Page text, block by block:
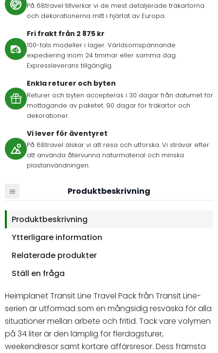
På 68travel tillverkar vi de mest detaljerade träkartorna
och dekorationerna mitt i hjärtat av Europa.
Fri frakt från 2 875 kr
100-tals modeller i lager. Världsomspännande
expediering inom 24 timmar eller samma dag.
Expressleverans tillgänglig.
Enkla returer och byten
Returer och byten accepteras i 30 dagar från datumet för
mottagande av paketet. 90 dagar för träkartor och
dekorationer.
Vi lever för äventyret
På 68travel älskar vi att resa och utforska. Vi strävar efter
att använda återvunna naturmaterial och minska
plastanvändningen.
Produktbeskrivning
Produktbeskrivning
Ytterligare information
Relaterade produkter
Ställ en fråga
Heimplanet Transit Line Travel Pack från Transit Line-
serien är utformad som en mångsidig resväska för alla
situationer mellan arbete och fritid. Tack vare volymen
på 34 liter är den lämplig för flerdagsturer,
weekendresor samt kortare affärsresor. Dess främsta